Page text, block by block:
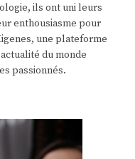
ils ont uni leurs
enthousiasme pour
une plateforme
du monde
passionnés.